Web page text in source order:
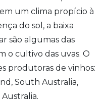
um clima propício à
do sol, a baixa
são algumas das
o cultivo das uvas. O
produtoras de vinhos:
South Australia,